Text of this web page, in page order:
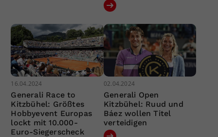
16.04.2024
Generali Race to
Kitzbühel: Größtes
Hobbyevent Europas
lockt mit 10.000-
Euro-Siegerscheck
02.04.2024
Generali Open
Kitzbühel: Ruud und
Báez wollen Titel
verteidigen